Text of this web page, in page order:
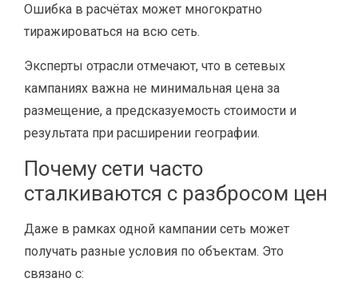
Ошибка в расчётах может многократно
тиражироваться на всю сеть.
Эксперты отрасли отмечают, что в сетевых
кампаниях важна не минимальная цена за
размещение, а предсказуемость стоимости и
результата при расширении географии.
Почему сети часто
сталкиваются с разбросом цен
Даже в рамках одной кампании сеть может
получать разные условия по объектам. Это
связано с: